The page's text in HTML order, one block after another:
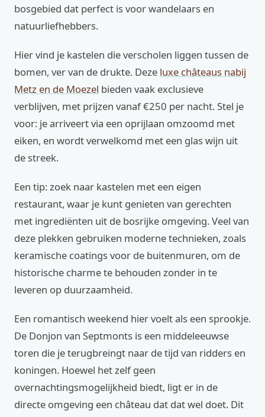
bosgebied dat perfect is voor wandelaars en
natuurliefhebbers.
Hier vind je kastelen die verscholen liggen tussen de
bomen, ver van de drukte. Deze luxe châteaus nabij
Metz en de Moezel bieden vaak exclusieve
verblijven, met prijzen vanaf €250 per nacht. Stel je
voor: je arriveert via een oprijlaan omzoomd met
eiken, en wordt verwelkomd met een glas wijn uit
de streek.
Een tip: zoek naar kastelen met een eigen
restaurant, waar je kunt genieten van gerechten
met ingrediënten uit de bosrijke omgeving. Veel van
deze plekken gebruiken moderne technieken, zoals
keramische coatings voor de buitenmuren, om de
historische charme te behouden zonder in te
leveren op duurzaamheid.
Een romantisch weekend hier voelt als een sprookje.
De Donjon van Septmonts is een middeleeuwse
toren die je terugbreingt naar de tijd van ridders en
koningen. Hoewel het zelf geen
overnachtingsmogelijkheid biedt, ligt er in de
directe omgeving een château dat dat wel doet. Dit